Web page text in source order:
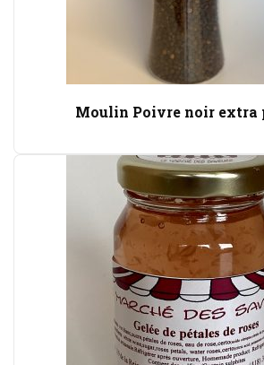
Moulin Poivre noir extra